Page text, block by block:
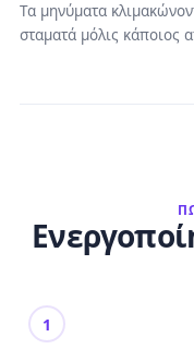
Τα μηνύματα
σταματά μόλις κάποιος
1